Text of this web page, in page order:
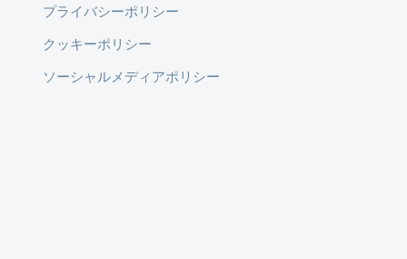
プライバシーポリシー
クッキーポリシー
ソーシャルメディアポリシー